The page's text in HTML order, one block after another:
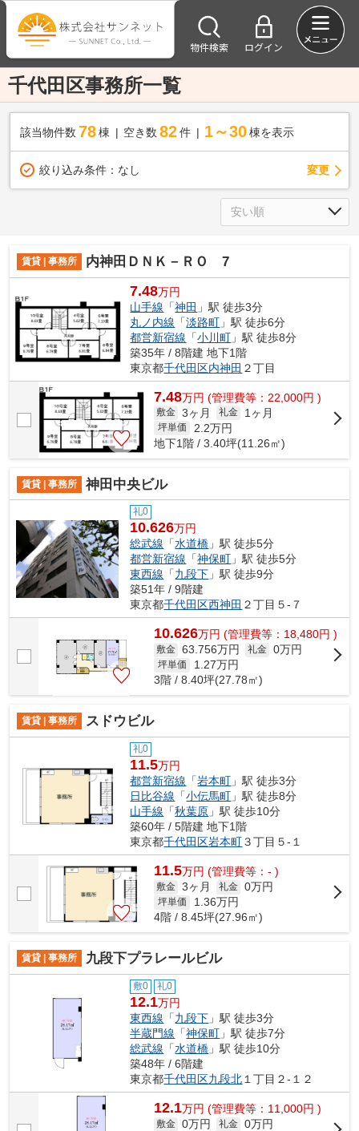
物件検索 ログイン
千代田区事務所一覧
該当物件数 78棟 空き数 82 件 1～30 棟を表示
絞り込み条件： なし 変更
賃貸 | 事務所 内神田ＤＮＫ－ＲＯ 7
7.48万円
山手線 「神田 」駅 徒歩3分
丸ノ内線 「淡路町 」駅 徒歩6分
都営新宿線 「小川町 」駅 徒歩8分
築35年 / 8階建 地下1階
東京都千代田区内神田 ２丁目
7.48万円 (管理費等：22,000円 )
敷金 3ヶ月 礼金 1ヶ月
坪単価 2.2万円
地下1階 / 3.40坪(11.26㎡)
賃貸 | 事務所 神田中央ビル
礼0
10.626万円
総武線 「水道橋 」駅 徒歩5分
都営新宿線 「神保町 」駅 徒歩5分
東西線 「九段下 」駅 徒歩9分
築51年 / 9階建
東京都千代田区西神田 ２丁目５-７
10.626万円 (管理費等：18,480円 )
敷金 63.756万円 礼金 0万円
坪単価 1.27万円
3階 / 8.40坪(27.78㎡)
賃貸 | 事務所 スドウビル
礼0
11.5万円
都営新宿線 「岩本町 」駅 徒歩3分
日比谷線 「小伝馬町 」駅 徒歩8分
山手線 「秋葉原 」駅 徒歩10分
築60年 / 5階建 地下1階
東京都千代田区岩本町３丁目５-１
11.5万円 (管理費等：- )
敷金 3ヶ月 礼金 0万円
坪単価 1.36万円
4階 / 8.45坪(27.96㎡)
賃貸 | 事務所 九段下プラレールビル
敷0 礼0
12.1万円
東西線 「九段下 」駅 徒歩3分
半蔵門線 「神保町 」駅 徒歩7分
総武線 「水道橋 」駅 徒歩10分
築48年 / 6階建
東京都千代田区九段北 １丁目２-１２
12.1万円 (管理費等：11,000円 )
敷金 0万円 礼金 0万円